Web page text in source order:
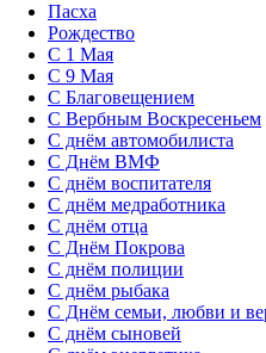
Пасха
Рождество
С 1 Мая
С 9 Мая
С Благовещением
С Вербным Воскресеньем
С днём автомобилиста
С Днём ВМФ
С днём воспитателя
С днём медработника
С днём отца
С Днём Покрова
С днём полиции
С днём рыбака
С Днём семьи, любви и
С днём сыновей